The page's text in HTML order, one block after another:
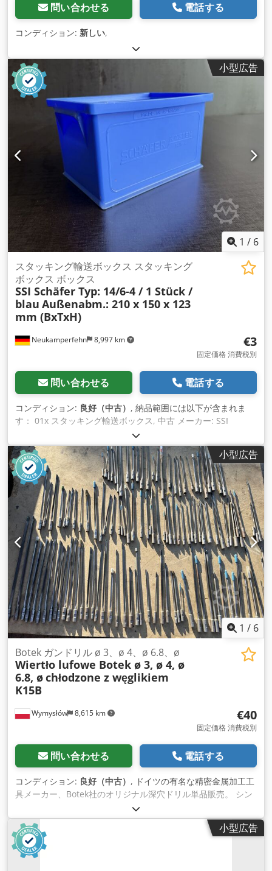
問い合わせる 電話する
コンディション: 新しい,
小型広告
1 / 6
Neukamperfehn 8,997 km
スタッキング輸送ボックス スタッキング
ボックス ボックス
SSI Schäfer Typ: 14/6-4 / 1 Stück /
blau Außenabm.: 210 x 150 x 123
mm (BxTxH)
€3
固定価格 消費税別
問い合わせる 電話する
コンディション: 良好（中古） , 納品範囲には以下が含まれま
す： 01x スタッキング輸送ボックス, 中古 メーカー: SSI
Schäfer タイプ: 14/6-4 デザイン：両側グリップ 色：ブルー 材
質：ポリプロピレン 外寸LxWxH：210x150x123mm 内寸法
LxW：190x123mm スタック時有効高さ：110mm Cedpjpiur
Aofx Ad Reha 容量：2,50リットル スタッキング可能: はい 重
量｜個数: 0,266 kg 備考 中古のスタッキング輸送箱です。 傷、
汚れ、色むらがある場合があります。 色不良がある場合があり
ます。 用途 スタッキング輸送ボックスは、工具、工具類、ね
じ回し材料、その他小さな工具の収納に適しています。 工具、
ネジ回し、その他小さな 小部品の収納に適しています。 商品
に関する一般的な情報 この商品は回収のみ可能です。この商品
の追加輸送または発送には追加費用が発生します。追加費用
は、配送先または配送範囲に応じて、弊社 に別途請求すること
ができます。
小型広告
1 / 6
Wymysłów 8,615 km
Botek ガンドリル ø 3、ø 4、ø 6.8、ø
Wiertło lufowe Botek ø 3, ø 4, ø
6.8, øchłodzone z węglikiem
K15B
€40
固定価格 消費税別
問い合わせる 電話する
コンディション: 良好（中古） , ドイツの有名な精密金属加工工
具メーカー、Botek社のオリジナル深穴ドリル単品販売。 シン
グルリップ（単刃）タイプ、内部クーラント仕様、K15B超微粒
子超硬合金製――高い硬度と耐摩耗性を誇ります。 • 直径：
3.0mm～10.2mm • 有効長：150mm～480mm • 本体内部を通
すクーラント供給 • 材質：K15B超硬合金（超微粒子タイプ） •
適用材：鋼、ステンレス鋼、アルミニウム、青銅、工業用樹脂
小型広告